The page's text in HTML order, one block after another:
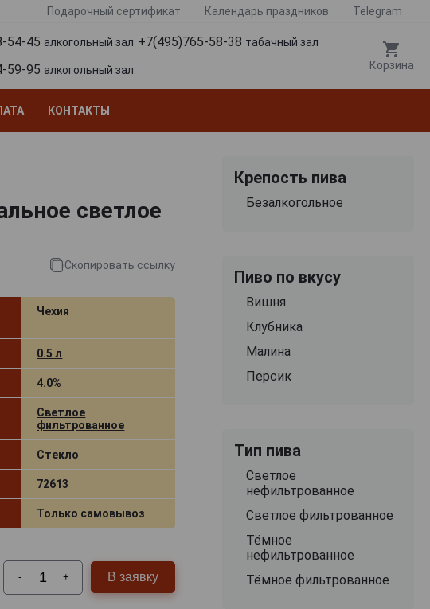
Подарочный сертификат Календарь праздников Telegram
54-45 алкогольный зал +7(495)765-58-38 табачный зал
59-95 алкогольный зал Корзина
КОНТАКТЫ
светлое
Скопировать ссылку
Чехия
0.5 л
4.0%
Светлое
фильтрованное
Стекло
72613
Только самовывоз
- + В заявку
Крепость пива
Безалкогольное
Пиво по вкусу
Вишня
Клубника
Малина
Персик
Тип пива
Светлое
нефильтрованное
Светлое фильтрованное
Тёмное
нефильтрованное
Тёмное фильтрованное